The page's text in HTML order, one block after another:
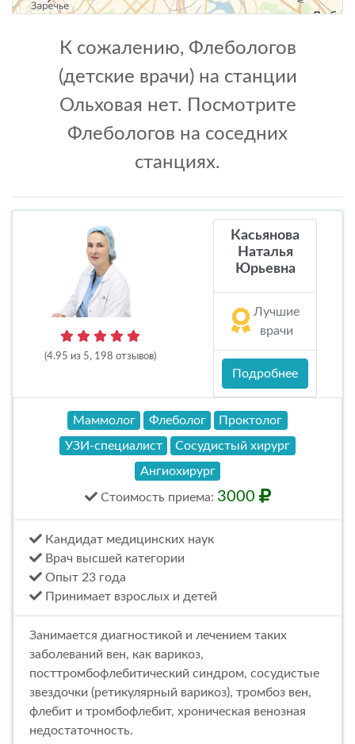
К сожалению, Флебологов
(детские врачи) на станции
Ольховая нет. Посмотрите
Флебологов на соседних
станциях.
(4.95 из 5, 198 отзывов)
Касьянова
Наталья
Юрьевна
Лучшие
врачи
Подробнее
Маммолог Флеболог
Проктолог
УЗИ-специалист
Сосудистый хирург
Ангиохирург
Стоимость приема: 3000
Кандидат медицинских наук
Врач высшей категории
Опыт 23 года
Принимает взрослых и детей
Занимается диагностикой и лечением таких
заболеваний вен, как варикоз,
посттромбофлебитический синдром, сосудистые
звездочки (ретикулярный варикоз), тромбоз вен,
флебит и тромбофлебит, хроническая венозная
недостаточность.